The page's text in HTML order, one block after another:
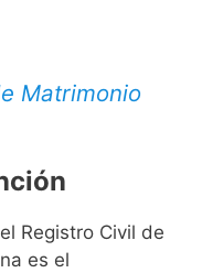
Matrimonio
Registro Civil de
es el